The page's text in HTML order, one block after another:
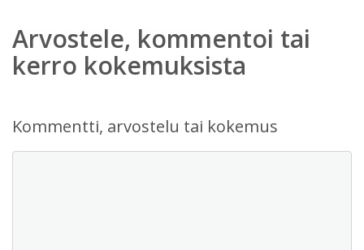
Arvostele, kommentoi tai
kerro kokemuksista
Kommentti, arvostelu tai kokemus